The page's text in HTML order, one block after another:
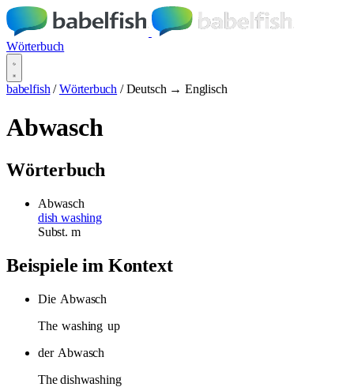
Wörterbuch
babelfish / Wörterbuch / Deutsch → Englisch
Abwasch
Wörterbuch
Abwasch
dish washing
Subst. m
Beispiele im Kontext
Die Abwasch
The washing up
der Abwasch
The dishwashing